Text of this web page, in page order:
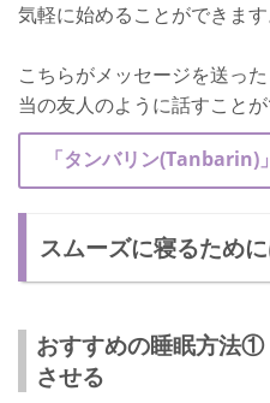
気軽に始めることができます
こちらがメッセージを送っ
当の友人のように話すことが
「タンバリン(Tanbarin)
スムーズに寝るため
おすすめの睡眠方法①
させる